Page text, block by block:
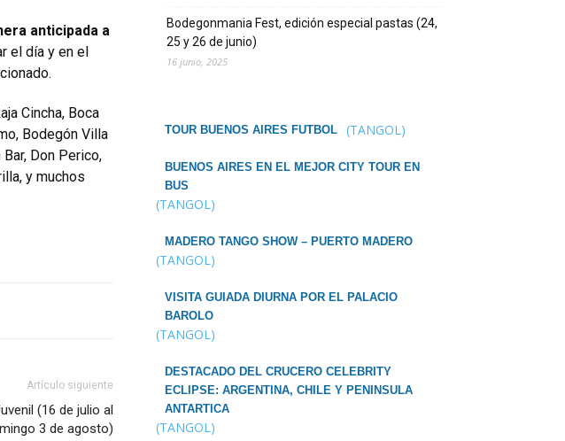
anticipada a
el día y en el
Cincha, Boca
Bodegón Villa
Don Perico,
y muchos
Artículo siguiente
(16 de julio al
3 de agosto)
Bodegonmania Fest, edición especial pastas (24,
25 y 26 de junio)
16 junio, 2025
TOUR BUENOS AIRES FUTBOL (TANGOL)
BUENOS AIRES EN EL MEJOR CITY TOUR EN
BUS
(TANGOL)
MADERO TANGO SHOW – PUERTO MADERO
(TANGOL)
VISITA GUIADA DIURNA POR EL PALACIO
BAROLO
(TANGOL)
DESTACADO DEL CRUCERO CELEBRITY
ECLIPSE: ARGENTINA, CHILE Y PENINSULA
ANTARTICA
(TANGOL)